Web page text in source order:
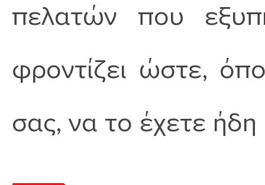
πελατών που
φροντίζει ώστε,
σας, να το έχετε